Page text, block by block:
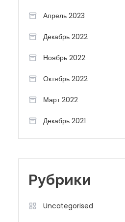
Апрель 2023
Декабрь 2022
Ноябрь 2022
Октябрь 2022
Март 2022
Декабрь 2021
Рубрики
Uncategorised